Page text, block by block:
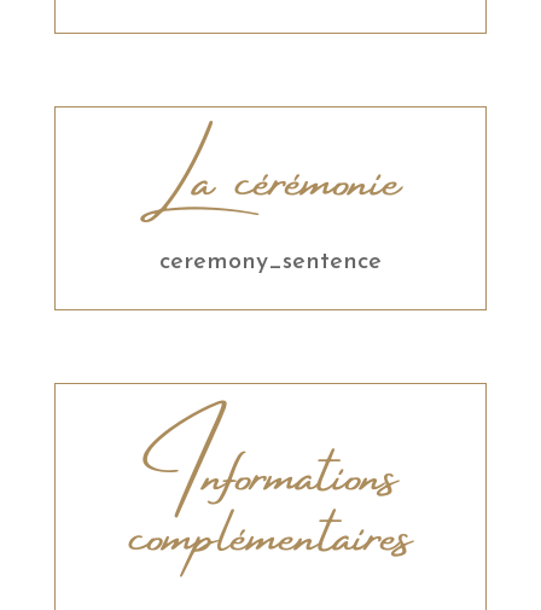
La cérémonie
ceremony_sentence
Informations
complémentaires